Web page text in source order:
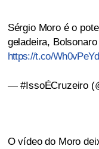
Sérgio Moro é o
geladeira,
https://t.co/
— #IssoÉCruzeiro
O vídeo do Moro